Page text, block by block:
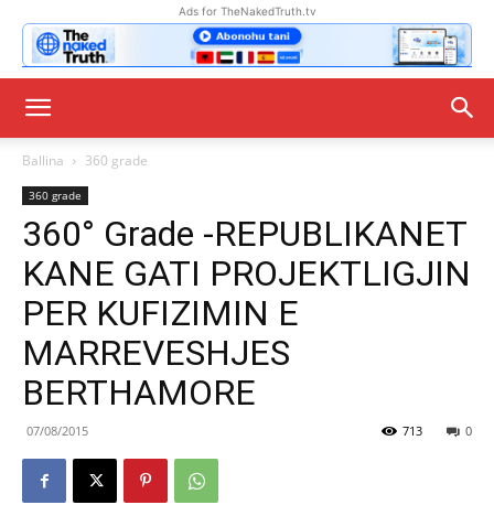
Ads for TheNakedTruth.tv
Ballina 360 grade
360 grade
360° Grade -REPUBLIKANET
KANE GATI PROJEKTLIGJIN
PER KUFIZIMIN E
MARREVESHJES
BERTHAMORE
07/08/2015 0
713